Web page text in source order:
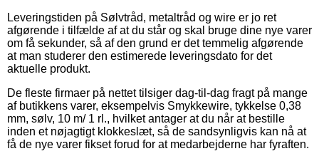
Leveringstiden på Sølvtråd, metaltråd og wire er jo ret
afgørende i tilfælde af at du står og skal bruge dine nye varer
om få sekunder, så af den grund er det temmelig afgørende
at man studerer den estimerede leveringsdato for det
aktuelle produkt.
De fleste firmaer på nettet tilsiger dag-til-dag fragt på mange
af butikkens varer, eksempelvis Smykkewire, tykkelse 0,38
mm, sølv, 10 m/ 1 rl., hvilket antager at du når at bestille
inden et nøjagtigt klokkeslæt, så de sandsynligvis kan nå at
få de nye varer fikset forud for at medarbejderne har fyraften.